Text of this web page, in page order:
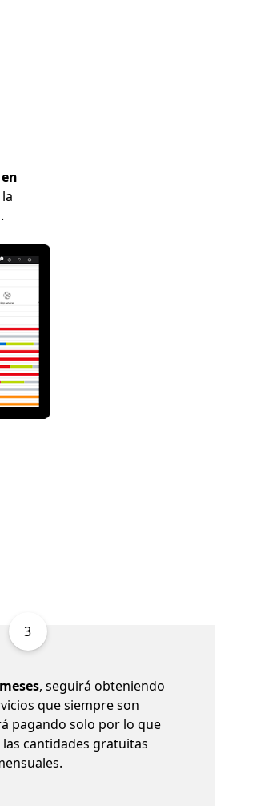
3
, seguirá obteniendo
que siempre son
pagando solo por lo que
las cantidades gratuitas